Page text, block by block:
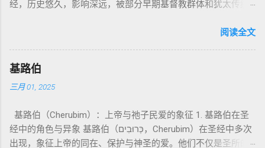
亚撒泻勒”的）。 这预表...
来临与天使同来、坐在荣耀宝座审判列国 ”（太24–25；启1、
观 ：以诺将“巨人之灵”为游行污灵的渊源学解释，补给了新约
驱魔叙事背后的“灵界词库”（可1、路8；亦参弗6:12“执政掌
权”）。 阴间与审判意象 ：Sheol 的分区、册卷与火刑等图像，
：以诺传统对压迫者的“祸哉”，与 雅各书 对不义富者的警告
（雅5）形成呼应。 ...
神圣 存在（ divine beings） 4. 法官 被 委托 施行 神 审判者 出
权 代表 受托 执行 神 旨意 的 人（ 如 摩西） 出 7: 1 神 的 代言
人（ divine proxy） 6. 强调 威严 复数 形式 强调 尊贵 超自然 的
显现 撒 上 28: 13 灵界 显现 或 尊称（ majestic plural） 三、
每一 类 的 代表 经文 解读 1. 真神 的 独 一 性（ 创世 记 1: 1） “
בְּרֵאשִׁית בָּרָא אֱלֹהִים...” “ 起初， 神（ Elohim） 创造 天地。” 尽
语法 结构 显示 这 是在 强调 一位 ...
经，历史悠久，影响深远，被部分早期基督教群体和犹太传统
的曾祖父——的名义写成，包含大量关于天使、堕落、审判和弥
行，神将他取去，他就不在世了。” 这一神秘的记载激发了后世
关于以诺与神的关系、天国奥秘的丰富想象。《以诺书》便是
这种想象的结晶。 📖《以诺书》的主要内容 《以诺书》并非一
之书》（1 Enoch 1-36） 讲述堕落天使（守望者，Watchers）
如何违背神的命令，与人类女子结合，生下巨人（Nephilim）。
这些天使教授人类各种知识，如金属锻造、药草使用和占星
阅读全文
基路伯
三月 01, 2025
基路伯（Cherubim）：上帝与祂子民爱的象征 1. 基路伯在圣
经中的角色与异象 基路伯（כְּרוּבִים，Cherubim）在圣经中多次
出现，象征上帝的同在、保护与神圣的爱。他们不仅是圣所的